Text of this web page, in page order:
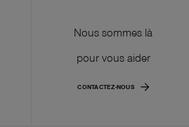
Nous sommes là
pour vous aider
CONTACTEZ-NOUS